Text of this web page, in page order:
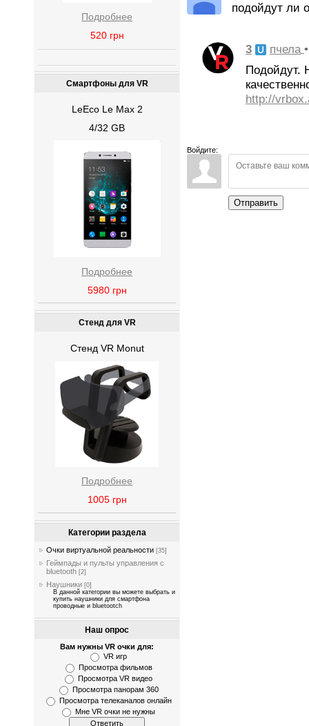
Подробнее
520 грн
Смартфоны для VR
LeEco Le Max 2
4/32 GB
Подробнее
5980 грн
Стенд для VR
Стенд VR Monut
Подробнее
1005 грн
Категории раздела
Очки виртуальной реальности [35]
Геймпады и пульты управления с
bluetooth [2]
Наушники [0]
В данной категории вы можете выбрать и
купить наушники для смартфона
проводные и bluetootch
Наш опрос
Вам нужны VR очки для:
VR игр
Просмотра фильмов
Просмотра VR видео
Просмотра панорам 360
Просмотра телеканалов онлайн
Мне VR очки не нужны
подойдут ли
3 пчела
Подойдут.
http://
Войдите:
Отправить